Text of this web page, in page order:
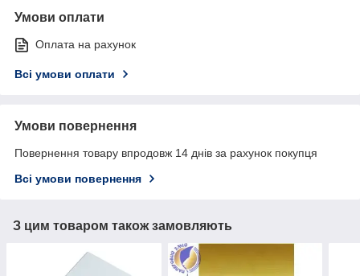
Умови оплати
Оплата на рахунок
Всі умови оплати
Умови повернення
Повернення товару впродовж 14 днів за рахунок покупця
Всі умови повернення
З цим товаром також замовляють